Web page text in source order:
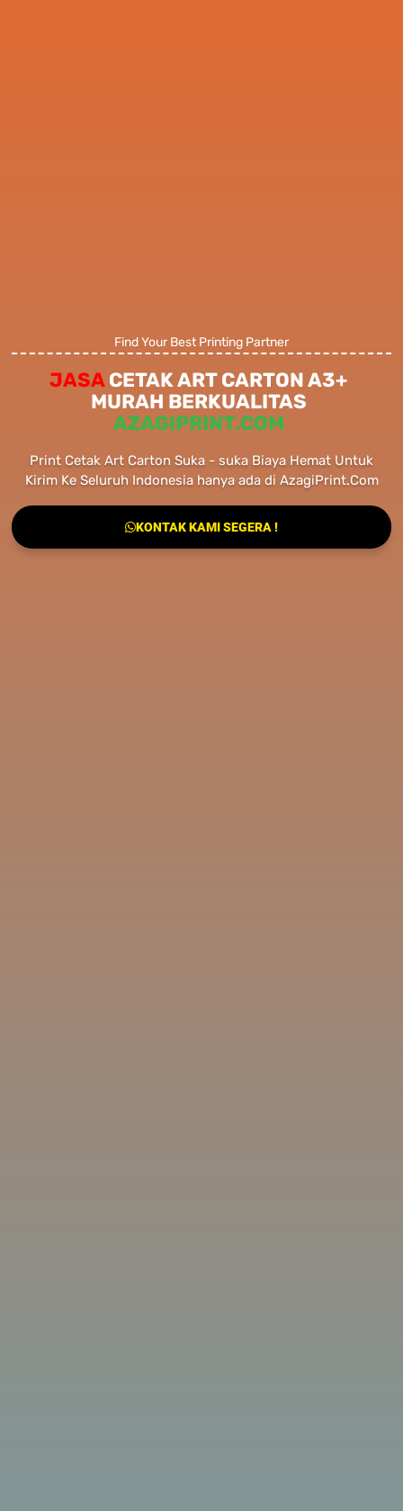
Find Your Best Printing Partner
JASACETAK ART CARTON A3+
MURAH BERKUALITAS
AZAGIPRINT.COM
Print Cetak Art Carton Suka - suka Biaya Hemat Untuk
Kirim Ke Seluruh Indonesia hanya ada di AzagiPrint.Com
KONTAK KAMI SEGERA !